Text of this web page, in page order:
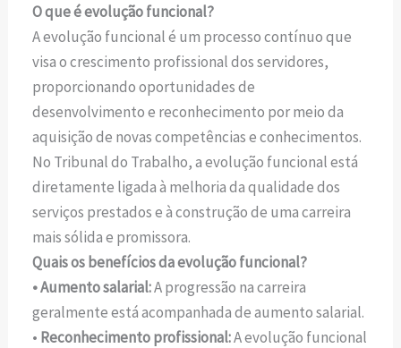
O que é evolução funcional?
A evolução funcional é um processo contínuo que
visa o crescimento profissional dos servidores,
proporcionando oportunidades de
desenvolvimento e reconhecimento por meio da
aquisição de novas competências e conhecimentos.
No Tribunal do Trabalho, a evolução funcional está
diretamente ligada à melhoria da qualidade dos
serviços prestados e à construção de uma carreira
mais sólida e promissora.
Quais os benefícios da evolução funcional?
• Aumento salarial:A progressão na carreira
geralmente está acompanhada de aumento salarial.
• Reconhecimento profissional:A evolução funcional